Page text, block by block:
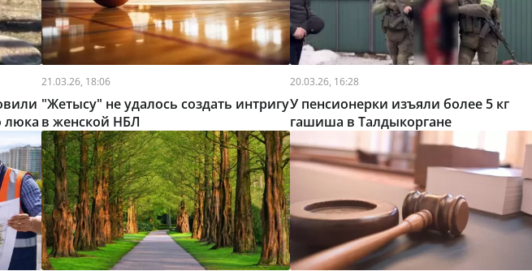
люка
21.03.26, 18:06
"Жетысу" не удалось создать интригу
в женской НБЛ
20.03.26, 16:28
У пенсионерки изъяли более 5 кг
гашиша в Талдыкоргане